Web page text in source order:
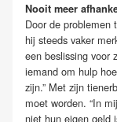
Nooit meer
Door de problemen
hij steeds vaker
een beslissing voor
iemand om hulp
zijn.” Met zijn
moet worden. “In
niet hun eigen geld